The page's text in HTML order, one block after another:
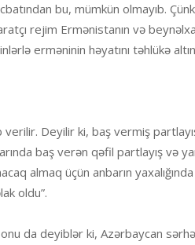
bu, mümkün olmayıb.
rejim Ermənistanın və
erməninin həyatını təhlükə
Deyilir ki, baş vermiş
baş verən qəfil partlayış və
almaq üçün anbarın
oldu”.
da deyiblər ki, Azərbaycan